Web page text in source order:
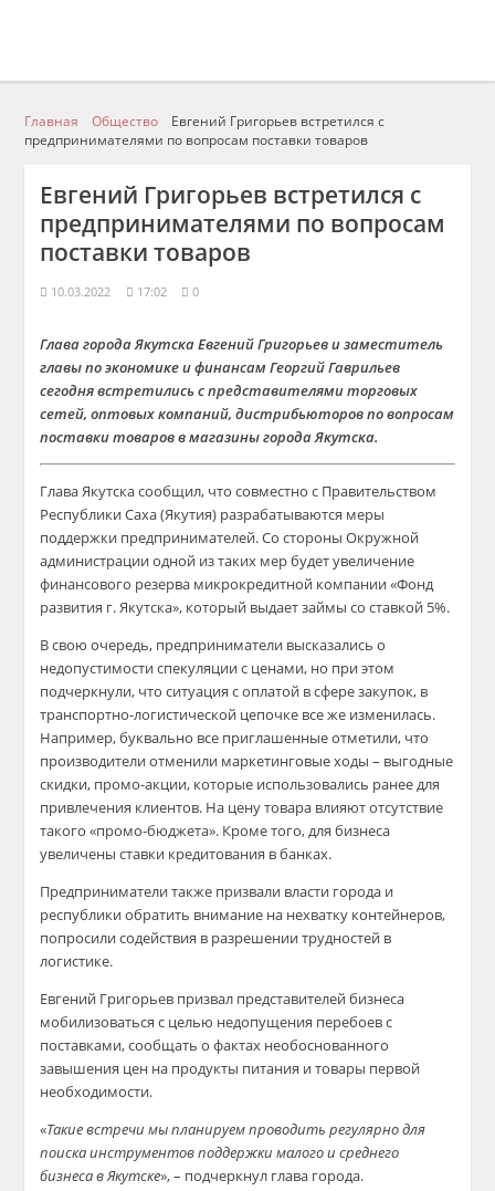
Главная Общество
Евгений Григорьев встретился с
предпринимателями по вопросам поставки товаров
Евгений Григорьев встретился с
предпринимателями по вопросам
поставки товаров
10.03.2022 17:02 0
Глава города Якутска Евгений Григорьев и заместитель
главы по экономике и финансам Георгий Гаврильев
сегодня встретились с представителями торговых
сетей, оптовых компаний, дистрибьюторов по вопросам
поставки товаров в магазины города Якутска.
Глава Якутска сообщил, что совместно с Правительством
Республики Саха (Якутия) разрабатываются меры
поддержки предпринимателей. Со стороны Окружной
администрации одной из таких мер будет увеличение
финансового резерва микрокредитной компании «Фонд
развития г. Якутска», который выдает займы со ставкой 5%.
В свою очередь, предприниматели высказались о
недопустимости спекуляции с ценами, но при этом
подчеркнули, что ситуация с оплатой в сфере закупок, в
транспортно-логистической цепочке все же изменилась.
Например, буквально все приглашенные отметили, что
производители отменили маркетинговые ходы – выгодные
скидки, промо-акции, которые использовались ранее для
привлечения клиентов. На цену товара влияют отсутствие
такого «промо-бюджета». Кроме того, для бизнеса
увеличены ставки кредитования в банках.
Предприниматели также призвали власти города и
республики обратить внимание на нехватку контейнеров,
попросили содействия в разрешении трудностей в
логистике.
Евгений Григорьев призвал представителей бизнеса
мобилизоваться с целью недопущения перебоев с
поставками, сообщать о фактах необоснованного
завышения цен на продукты питания и товары первой
необходимости.
«Такие встречи мы планируем проводить регулярно для
поиска инструментов поддержки малого и среднего
бизнеса в Якутске», – подчеркнул глава города.